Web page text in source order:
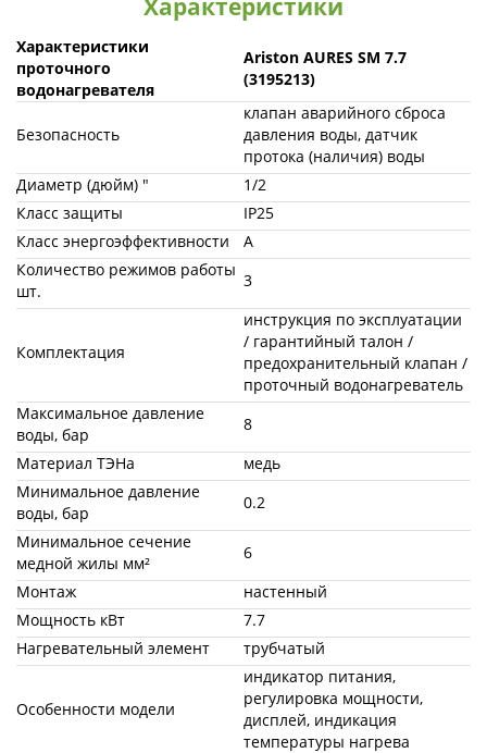
Характеристики
Характеристики
проточного
водонагревателя
Ariston AURES SM 7.7
(3195213)
Безопасность
клапан аварийного сброса
давления воды, датчик
протока (наличия) воды
Диаметр (дюйм) "
1/2
Класс защиты
IP25
Класс энергоэффективности
A
Количество режимов работы
шт.
3
Комплектация
инструкция по эксплуатации
/ гарантийный талон /
предохранительный клапан /
проточный водонагреватель
Максимальное давление
воды, бар
8
Материал ТЭНа
медь
Минимальное давление
воды, бар
0.2
Минимальное сечение
медной жилы мм²
6
Монтаж
настенный
Мощность кВт
7.7
Нагревательный элемент
трубчатый
Особенности модели
индикатор питания,
регулировка мощности,
дисплей, индикация
температуры нагрева